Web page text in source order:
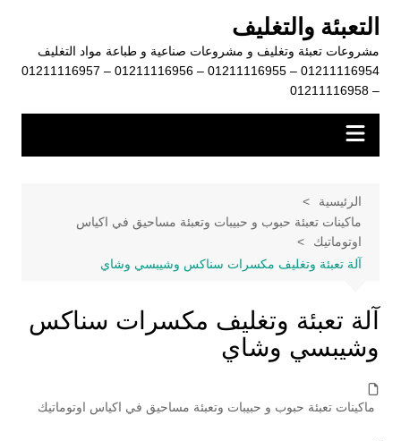
المحتوى
التعبئة والتغليف
مشروعات تعبئة وتغليف و مشروعات صناعية و طباعة مواد التغليف
01211116954 – 01211116955 – 01211116956 – 01211116957
– 01211116958
الرئيسية
ماكينات تعبئة حبوب و حبيبات وتعبئة مساحيق في اكياس
اوتوماتيك
آلة تعبئة وتغليف مكسرات سناكس وشيبسي وشاي
آلة تعبئة وتغليف مكسرات سناكس
وشيبسي وشاي
ماكينات تعبئة حبوب و حبيبات وتعبئة مساحيق في اكياس اوتوماتيك